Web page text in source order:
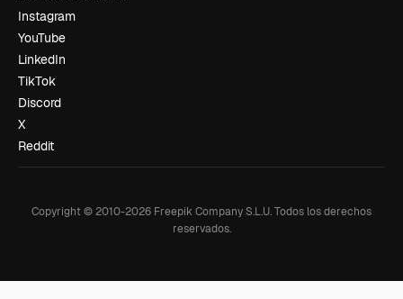
Instagram
YouTube
LinkedIn
TikTok
Discord
X
Reddit
Copyright © 2010-2026 Freepik Company S.L.U.Todos los derechos
reservados.